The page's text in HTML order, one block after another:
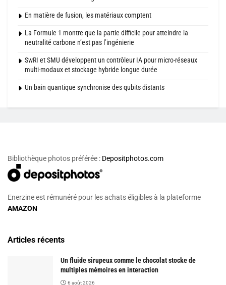
En matière de fusion, les matériaux comptent
La Formule 1 montre que la partie difficile pour atteindre la
neutralité carbone n’est pas l’ingénierie
SwRI et SMU développent un contrôleur IA pour micro-réseaux
multi-modaux et stockage hybride longue durée
Un bain quantique synchronise des qubits distants
Bibliothèque photos préférée : Depositphotos.com
Enerzine est rémunéré pour les achats éligibles à la plateforme
AMAZON
Articles récents
Un fluide sirupeux comme le chocolat stocke de
multiples mémoires en interaction
6 août 2026